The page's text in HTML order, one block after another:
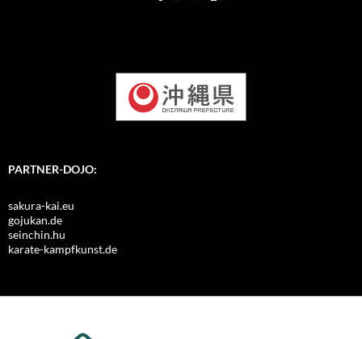
PARTNER-DOJO:
sakura-kai.eu
gojukan.de
seinchin.hu
karate-kampfkunst.de